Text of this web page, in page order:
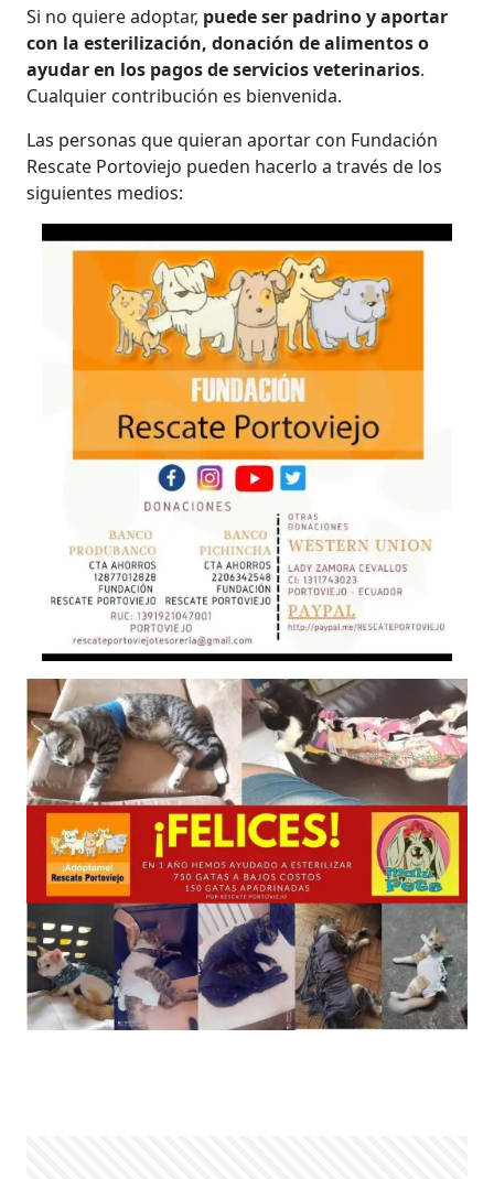
Si no quiere adoptar, puede ser padrino y aportar
con la esterilización, donación de alimentos o
ayudar en los pagos de servicios veterinarios.
Cualquier contribución es bienvenida.
Las personas que quieran aportar con Fundación
Rescate Portoviejo pueden hacerlo a través de los
siguientes medios: